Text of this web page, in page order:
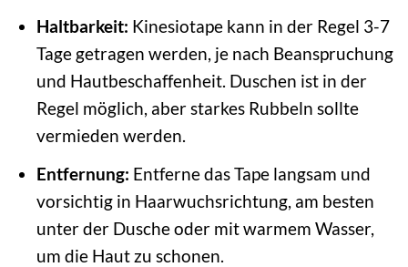
Haltbarkeit: Kinesiotape kann in der Regel 3-7
Tage getragen werden, je nach Beanspruchung
und Hautbeschaffenheit. Duschen ist in der
Regel möglich, aber starkes Rubbeln sollte
vermieden werden.
Entfernung: Entferne das Tape langsam und
vorsichtig in Haarwuchsrichtung, am besten
unter der Dusche oder mit warmem Wasser,
um die Haut zu schonen.